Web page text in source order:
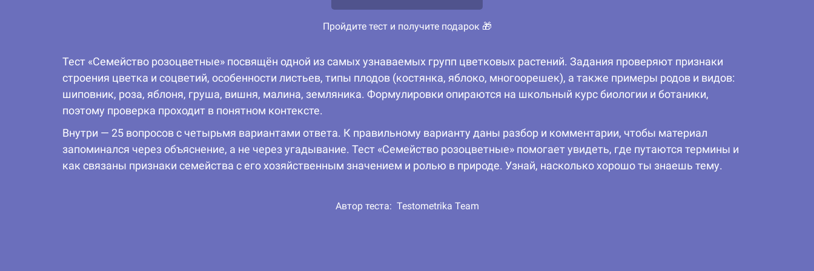
Пройдите тест и получите подарок 🎁
Тест «Семейство розоцветные» посвящён одной из самых узнаваемых групп цветковых растений. Задания проверяют признаки
строения цветка и соцветий, особенности листьев, типы плодов (костянка, яблоко, многоорешек), а также примеры родов и видов:
шиповник, роза, яблоня, груша, вишня, малина, земляника. Формулировки опираются на школьный курс биологии и ботаники,
поэтому проверка проходит в понятном контексте.
Внутри — 25 вопросов с четырьмя вариантами ответа. К правильному варианту даны разбор и комментарии, чтобы материал
запоминался через объяснение, а не через угадывание. Тест «Семейство розоцветные» помогает увидеть, где путаются термины и
как связаны признаки семейства с его хозяйственным значением и ролью в природе. Узнай, насколько хорошо ты знаешь тему.
Автор теста: Testometrika Team